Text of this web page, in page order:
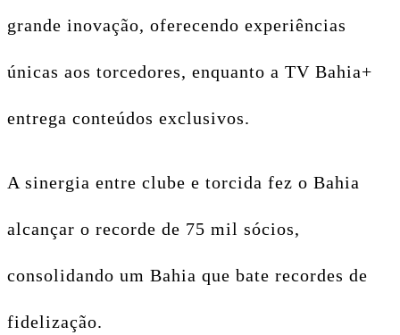
grande inovação, oferecendo experiências
únicas aos torcedores, enquanto a TV Bahia+
entrega conteúdos exclusivos.
A sinergia entre clube e torcida fez o Bahia
alcançar o recorde de 75 mil sócios,
consolidando um Bahia que bate recordes de
fidelização.